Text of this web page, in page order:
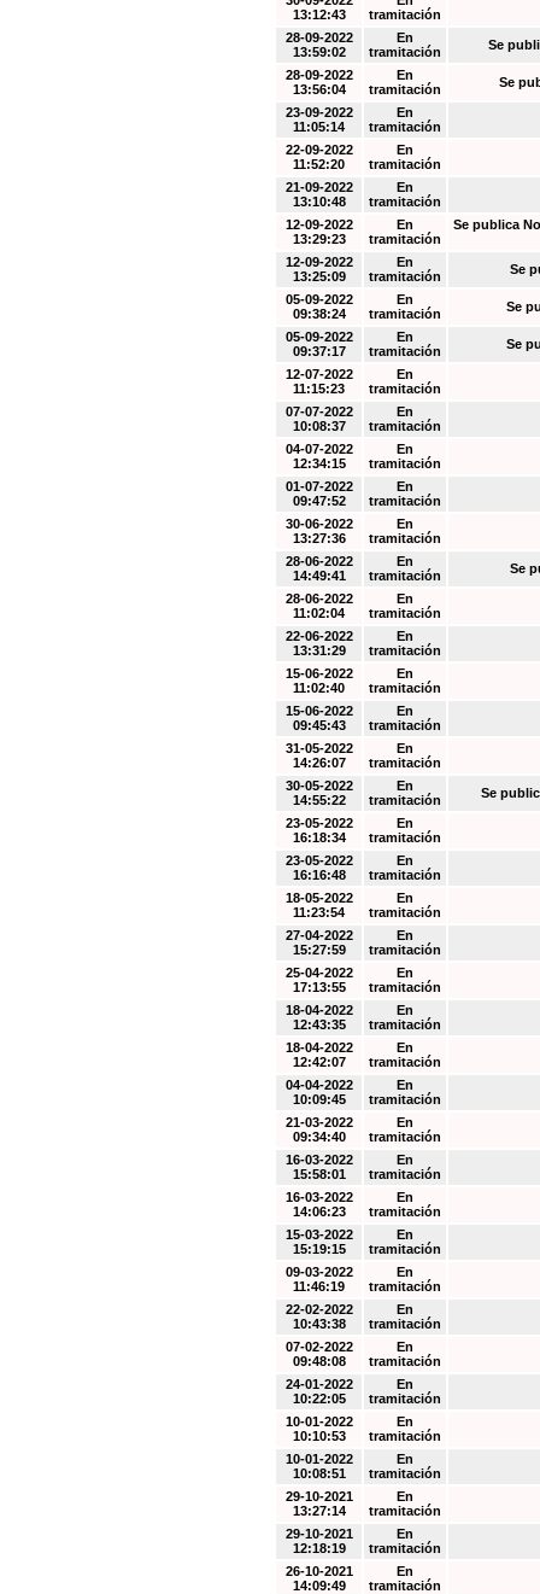
13:12:43
tramitación
28-09-2022
13:59:02
En
tramitación
Se
28-09-2022
13:56:04
En
tramitación
Se
23-09-2022
11:05:14
En
tramitación
22-09-2022
11:52:20
En
tramitación
21-09-2022
13:10:48
En
tramitación
12-09-2022
13:29:23
En
tramitación
Se publica
12-09-2022
13:25:09
En
tramitación
Se
05-09-2022
09:38:24
En
tramitación
Se
05-09-2022
09:37:17
En
tramitación
Se
12-07-2022
11:15:23
En
tramitación
07-07-2022
10:08:37
En
tramitación
04-07-2022
12:34:15
En
tramitación
01-07-2022
09:47:52
En
tramitación
30-06-2022
13:27:36
En
tramitación
28-06-2022
14:49:41
En
tramitación
Se
28-06-2022
11:02:04
En
tramitación
22-06-2022
13:31:29
En
tramitación
15-06-2022
11:02:40
En
tramitación
15-06-2022
09:45:43
En
tramitación
31-05-2022
14:26:07
En
tramitación
30-05-2022
14:55:22
En
tramitación
Se
23-05-2022
16:18:34
En
tramitación
23-05-2022
16:16:48
En
tramitación
18-05-2022
11:23:54
En
tramitación
27-04-2022
15:27:59
En
tramitación
25-04-2022
17:13:55
En
tramitación
18-04-2022
12:43:35
En
tramitación
18-04-2022
12:42:07
En
tramitación
04-04-2022
10:09:45
En
tramitación
21-03-2022
09:34:40
En
tramitación
16-03-2022
15:58:01
En
tramitación
16-03-2022
14:06:23
En
tramitación
15-03-2022
15:19:15
En
tramitación
09-03-2022
11:46:19
En
tramitación
22-02-2022
10:43:38
En
tramitación
07-02-2022
09:48:08
En
tramitación
24-01-2022
10:22:05
En
tramitación
10-01-2022
10:10:53
En
tramitación
10-01-2022
10:08:51
En
tramitación
29-10-2021
13:27:14
En
tramitación
29-10-2021
12:18:19
En
tramitación
26-10-2021
14:09:49
En
tramitación